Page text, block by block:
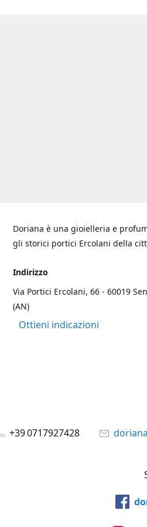
Doriana è una gioielleria e
gli storici portici Ercolani della
Indirizzo
Via Portici Ercolani, 66 - 60019
(AN)
Ottieni indicazioni
+39 0717927428